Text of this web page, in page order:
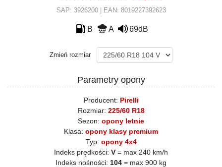
SAP: 3926200 | EAN: 8019227392623
B A 69dB
Zmień rozmiar
Parametry opony
Producent: Pirelli
Rozmiar: 225/60 R18
Sezon: opony letnie
Klasa: opony klasy premium
Typ: opony 4x4
Indeks prędkości: V = max 240 km/h
Indeks nośności: 104 = max 900 kg